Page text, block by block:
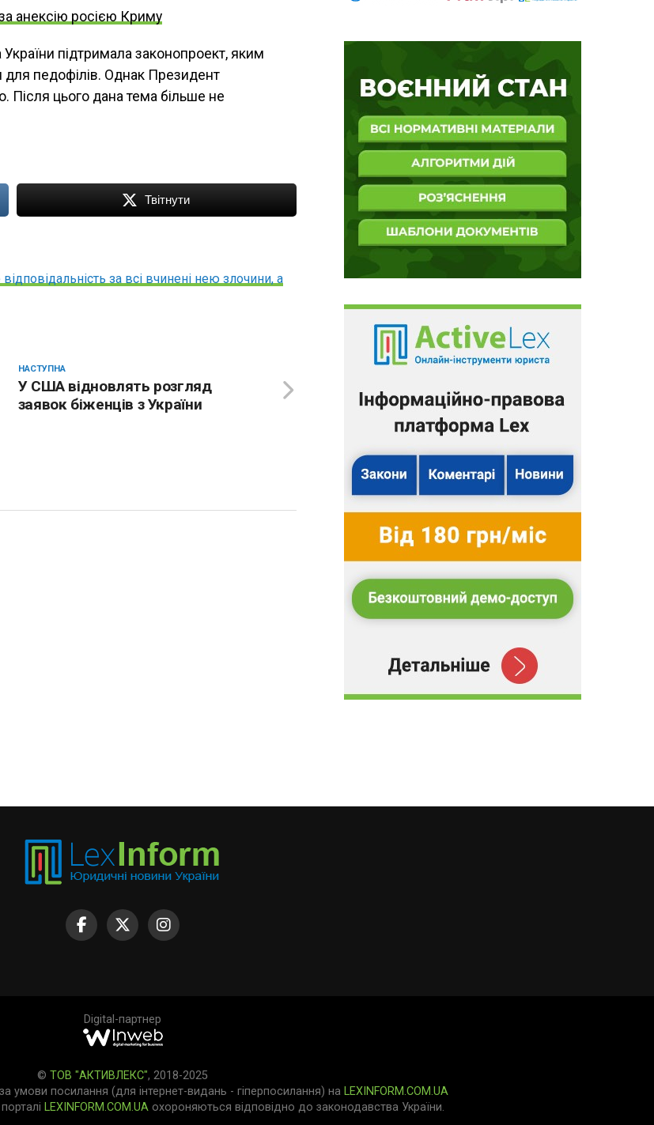
анексію росією Криму
підтримала законопроект, яким
для педофілів. Однак Президент
Після цього дана тема більше не
Твітнути
за всі вчинені нею злочини, а
НАСТУПНА
У США відновлять розгляд
заявок біженців з України
Digital-партнер
© ТОВ "АКТИВЛЕКС", 2018-2025
умови посилання (для інтернет-видань - гіперпосилання) на LEXINFORM.COM.UA
LEXINFORM.COM.UA охороняються відповідно до законодавства України.